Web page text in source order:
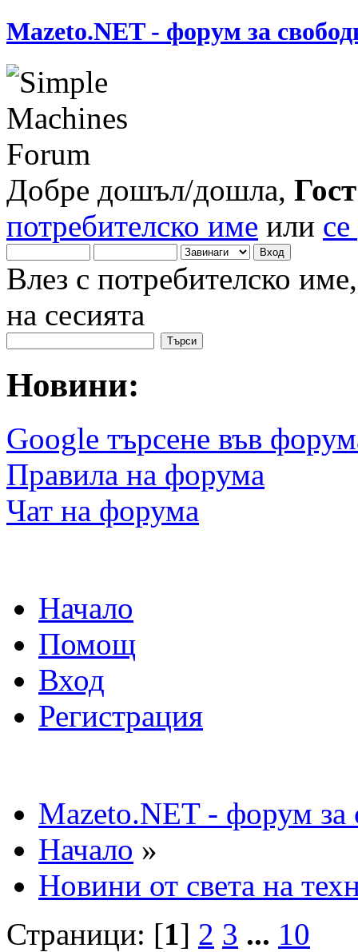
Mazeto.NET - форум за
Добре дошъл/дошла, Гост
потребителско име или
Влез с потребителско
на сесията
Новини:
Google търсене във
Правила на форума
Чат на форума
Начало
Помощ
Вход
Регистрация
Mazeto.NET - форум за
Начало »
Новини от света на
Страници: [1] 2 3 ... 10